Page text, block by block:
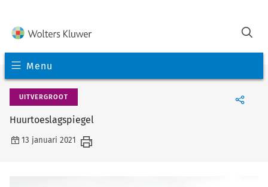
Menu
UITVERGROOT
Huurtoeslagspiegel
13 januari 2021